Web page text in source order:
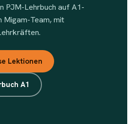
PJM-Lehrbuch auf A1-
Migam-Team, mit
Lektionen
A1